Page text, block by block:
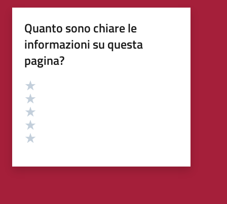
Quanto sono chiare le
informazioni su questa
pagina?
Valutazione